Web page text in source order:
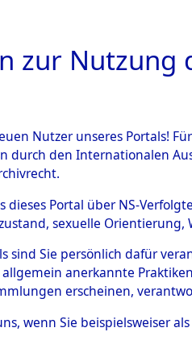
HOME
4Akten
WOLBORSKI,
geb. 31. März 1910
Land
zur Nutzung
Nutzer unseres Portals!
durch den Internationalen
dieses Portal über NS-
sexuelle
sind Sie persönlich dafür
anerkannte
erscheinen,
wenn Sie beispielsweiser